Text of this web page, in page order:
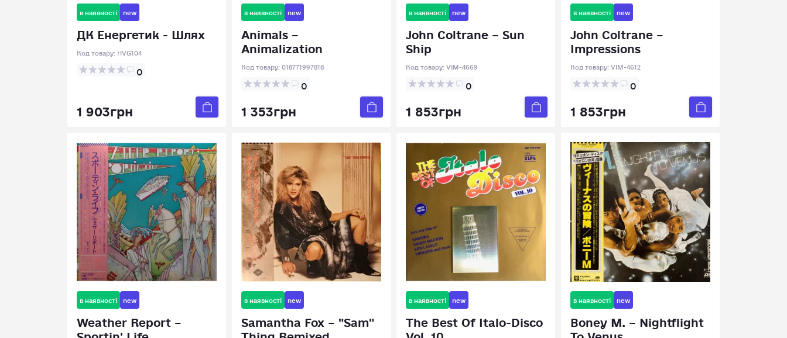
в наявності new
ДК Енергетик - Шлях
Код товару: HVG104
0
1 903грн
в наявності new
Animals –
Animalization
Код товару:018771997818
0
1 353грн
в наявності new
John Coltrane – Sun
Ship
Код товару:VIM-4669
0
1 853грн
в наявності new
John Coltrane –
Impressions
Код товару:VIM-4612
0
1 853грн
в наявності new
Weather Report –
Sportin' Life
в наявності new
Samantha Fox – "Sam"
Thing Remixed
в наявності new
The Best Of Italo-Disco
Vol. 10
в наявності new
Boney M. – Nightflight
To Venus